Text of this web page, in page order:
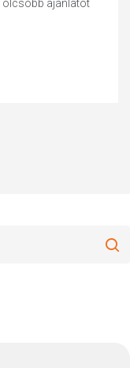
olcsóbb ajánlatot